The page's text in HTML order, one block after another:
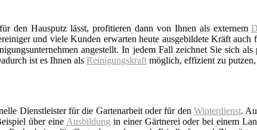
den Hausputz lässt, profitieren dann von Ihnen als externem
und viele Kunden erwarten heute ausgebildete Kräft auch
angestellt. In jedem Fall zeichnet Sie sich als
ist es Ihnen als Reinigungskraft möglich, effizient zu
Dienstleister für die Gartenarbeit oder für den Winterdienst.
über eine Ausbildung in einer Gärtnerei oder bei einem